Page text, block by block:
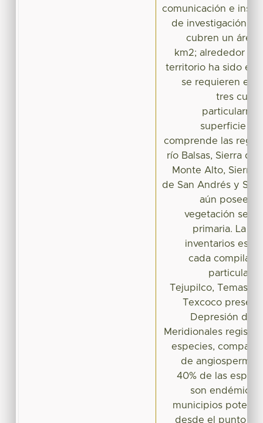
comunicación e
de investigación.
cubren un área
km2; alrededor
territorio ha sido
se requieren
tres
superficie
comprende las
río Balsas, Sierra de
Monte Alto, Sierra
de San Andrés y
aún poseen
vegetación
primaria. La
inventarios es
cada
particular.
Tejupilco,
Texcoco
Depresión del
Meridionales
especies,
de
40% de las
son
municipios
desde el punto